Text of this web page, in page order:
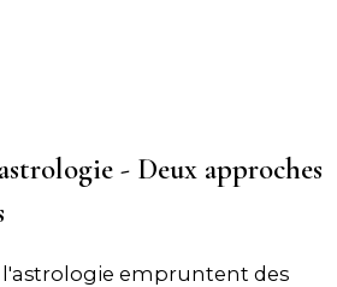
- Deux approches
empruntent des